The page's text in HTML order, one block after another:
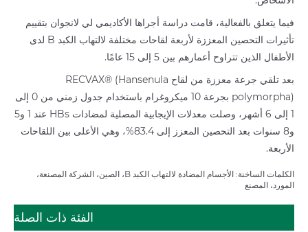
فيما يتعلق بالفعالية، قامت دراسة أجراها الأكاديمي لي لانجوان بتقييم
تأثيرات التحصين المعززة لأربعة لقاحات مختلفة لالتهاب الكبد B لدى
الأطفال الذين تتراوح أعمارهم بين 5 إلى 15 عامًا.
بعد تلقي جرعة معززة من لقاح RECVAX® (Hansenula
polymorpha) بجرعة 10 ميكروغرام باستخدام جدول زمني من 0 إلى
1 إلى 6 أشهر، وصلت معدلات الإيجابية المصلية لمضادات HBs عند 1 و5
و8 سنوات بعد التحصين المعزز إلى 83.4%، وهي الأعلى بين اللقاحات
الأربعة.
الكلمات الساخنة: الأجسام المضادة لالتهاب الكبد B، الصين، الشركة المصنعة،
المورد، المصنع
الفئة ذات الصلة